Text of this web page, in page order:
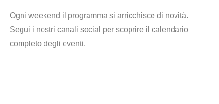
Ogni weekend il programma si arricchisce di novità.
Segui i nostri canali social per scoprire il calendario
completo degli eventi.